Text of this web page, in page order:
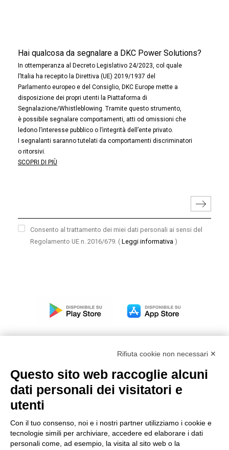
Hai qualcosa da segnalare a DKC Power Solutions?
In ottemperanza al Decreto Legislativo 24/2023, col quale
l’Italia ha recepito la Direttiva (UE) 2019/1937 del
Parlamento europeo e del Consiglio, DKC Europe mette a
disposizione dei propri utenti la Piattaforma di
Segnalazione/Whistleblowing. Tramite questo strumento,
è possibile segnalare comportamenti, atti od omissioni che
ledono l’interesse pubblico o l’integrità dell’ente privato.
I segnalanti saranno tutelati da comportamenti discriminatori
o ritorsivi.
SCOPRI DI PIÙ
Consento al trattamento dei miei dati personali ai sensi del
Regolamento UE n. 2016/679. ( Leggi informativa )
Modello organizzativo, gestione e controllo – D. lgs.
231/2001
Condizioni generali di vendita DKC Power Solutions
Condizioni generali di acquisto
Rifiuta cookie non necessari ✕
Questo sito web raccoglie alcuni
dati personali dei visitatori e
utenti
Con il tuo consenso, noi e i nostri partner utilizziamo i cookie e
tecnologie simili per archiviare, accedere ed elaborare i dati
personali come, ad esempio, la visita al sito web o la